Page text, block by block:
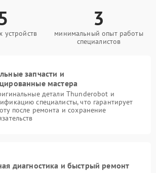
устройств
3
минимальный опыт работы
специалистов
запчасти и
мастера
детали Thunderobot и
специалисты, что гарантирует
после ремонта и сохранение
диагностика и быстрый ремонт